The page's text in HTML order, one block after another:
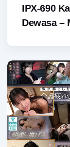
IPX-690
Dewasa –